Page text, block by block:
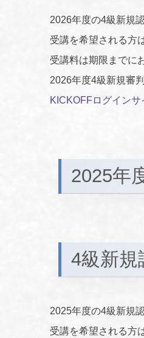
2026年度の4級新規
受講を希望される方
受講料は期限までに
2026年度4級新規審
KICKOFFログインサ
2025年
4級新規
2025年度の4級新規
受講を希望される方